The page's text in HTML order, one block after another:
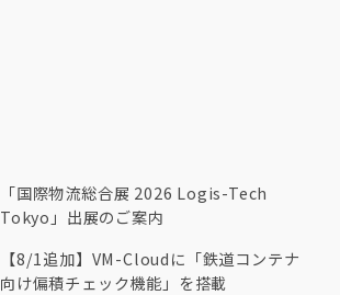
「国際物流総合展 2026 Logis-Tech
Tokyo」出展のご案内
【8/1追加】VM-Cloudに「鉄道コンテナ
向け偏積チェック機能」を搭載